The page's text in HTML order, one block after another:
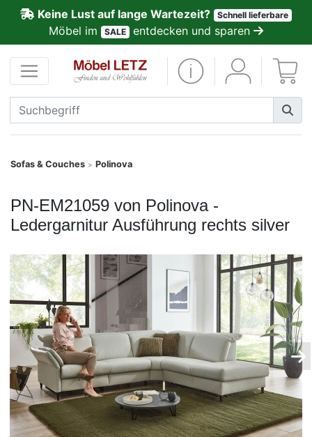
Keine Lust auf lange Wartezeit? Schnell lieferbare
Möbel im SALE entdecken und sparen
Sofas & Couches > Polinova
PN-EM21059 von Polinova -
Ledergarnitur Ausführung rechts silver
Kundenmeinungen
Anmelden
PREMIUM
Schnell
SALE
Polsterplaner
Möbel-
Konfigurator
0%
Finanzierung
Markenwelt